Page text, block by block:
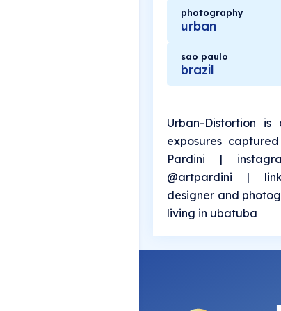
photography
urban
sao paulo
brazil
Urban-Distortion
exposures
Pardini |
@artpardini |
designer and
living in ubatuba